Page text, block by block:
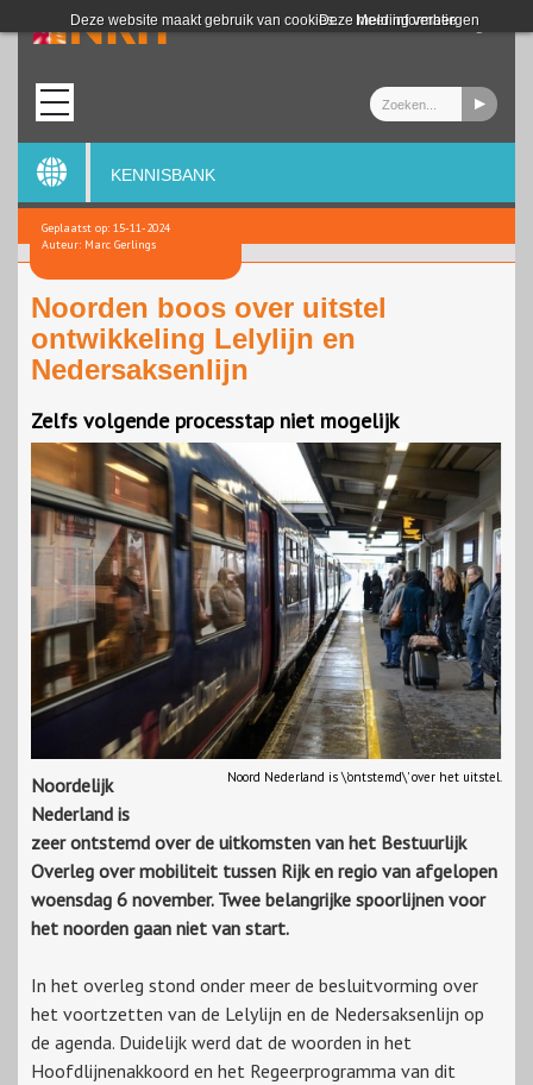
Deze website maakt gebruik van cookies. Meer informatie
Deze melding verbergen
Login
KENNISBANK
Geplaatst op: 15-11-2024
Auteur: Marc Gerlings
Noorden boos over uitstel
ontwikkeling Lelylijn en
Nedersaksenlijn
Zelfs volgende processtap niet mogelijk
Noord Nederland is \'ontstemd\' over het uitstel.
Noordelijk
Nederland is
zeer ontstemd over de uitkomsten van het Bestuurlijk
Overleg over mobiliteit tussen Rijk en regio van afgelopen
woensdag 6 november. Twee belangrijke spoorlijnen voor
het noorden gaan niet van start.
In het overleg stond onder meer de besluitvorming over
het voortzetten van de Lelylijn en de Nedersaksenlijn op
de agenda. Duidelijk werd dat de woorden in het
Hoofdlijnenakkoord en het Regeerprogramma van dit